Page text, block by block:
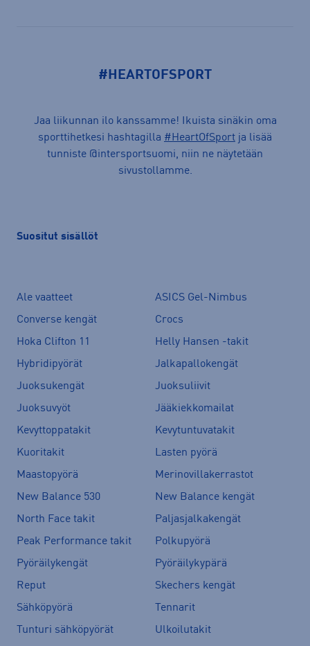
#HEARTOFSPORT
Jaa liikunnan ilo kanssamme! Ikuista sinäkin oma
sporttihetkesi hashtagilla #HeartOfSport ja lisää
tunniste @intersportsuomi, niin ne näytetään
sivustollamme.
Suositut sisällöt
Ale vaatteet
ASICS Gel-Nimbus
Converse kengät
Crocs
Hoka Clifton 11
Helly Hansen -takit
Hybridipyörät
Jalkapallokengät
Juoksukengät
Juoksuliivit
Juoksuvyöt
Jääkiekkomailat
Kevyttoppatakit
Kevytuntuvatakit
Kuoritakit
Lasten pyörä
Maastopyörä
Merinovillakerrastot
New Balance 530
New Balance kengät
North Face takit
Paljasjalkakengät
Peak Performance takit
Polkupyörä
Pyöräilykengät
Pyöräilykypärä
Reput
Skechers kengät
Sähköpyörä
Tennarit
Tunturi sähköpyörät
Ulkoilutakit